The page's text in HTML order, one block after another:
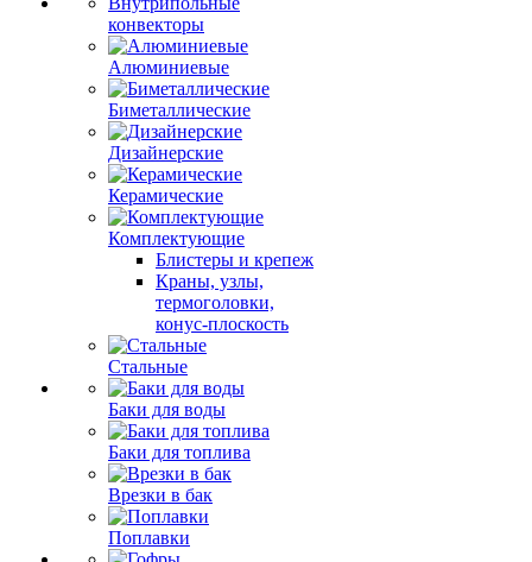
конвекторы
Алюминиевые
Биметаллические
Дизайнерские
Керамические
Комплектующие
Блистеры и крепеж
Краны, узлы,
термоголовки,
конус-плоскость
Стальные
Баки для воды
Баки для топлива
Врезки в бак
Поплавки